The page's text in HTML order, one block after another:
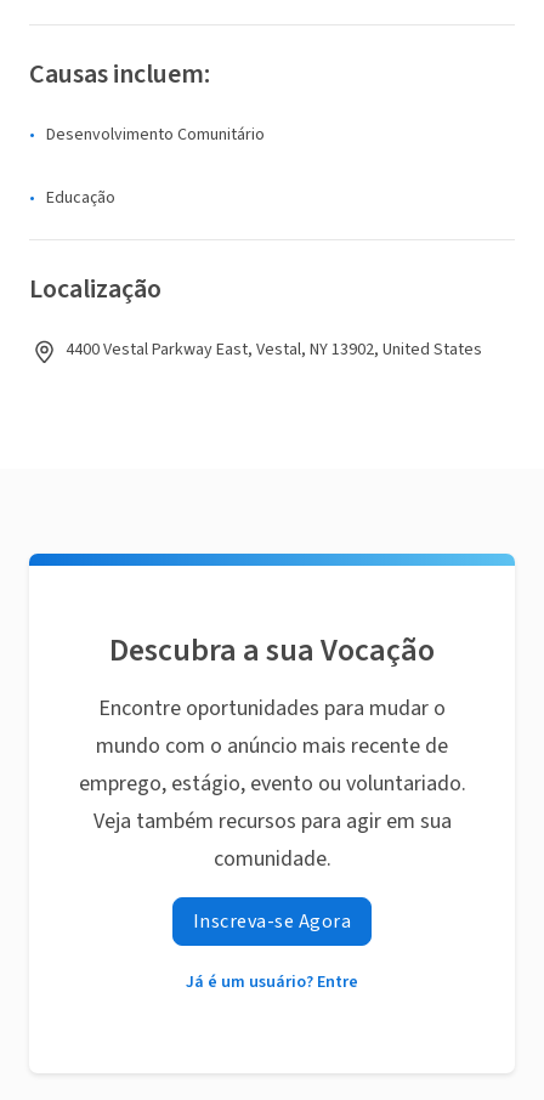
Causas incluem:
Desenvolvimento Comunitário
Educação
Localização
4400 Vestal Parkway East, Vestal, NY 13902, United States
Descubra a sua Vocação
Encontre oportunidades para mudar o
mundo com o anúncio mais recente de
emprego, estágio, evento ou voluntariado.
Veja também recursos para agir em sua
comunidade.
Inscreva-se Agora
Já é um usuário? Entre